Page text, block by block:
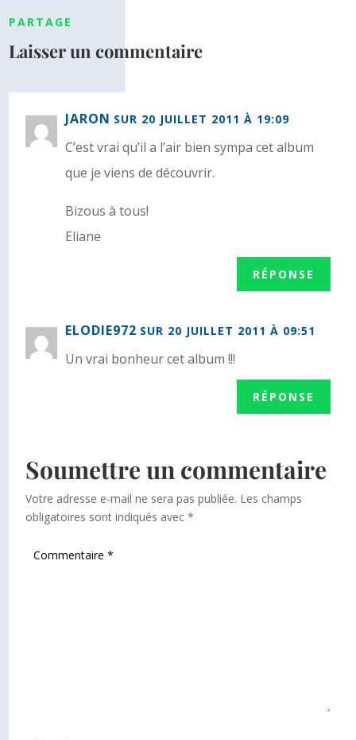
PARTAGE
Laisser un commentaire
JARON SUR 20 JUILLET 2011 À 19:09
C’est vrai qu’il a l’air bien sympa cet album
que je viens de découvrir.
Bizous à tous!
Eliane
RÉPONSE
ELODIE972 SUR 20 JUILLET 2011 À 09:51
Un vrai bonheur cet album !!!
RÉPONSE
Soumettre un commentaire
Votre adresse e-mail ne sera pas publiée. Les champs
obligatoires sont indiqués avec*